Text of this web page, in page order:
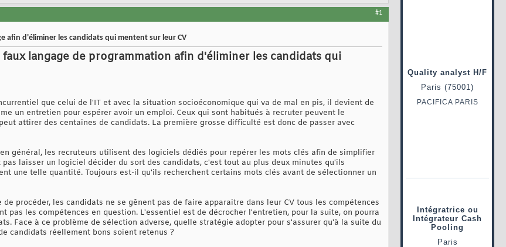
#1
afin d'éliminer les candidats qui mentent sur leur CV
langage de programmation afin d'éliminer les candidats qui
que celui de l'IT et avec la situation socioéconomique qui va de mal en pis, il devient de
un entretien pour espérer avoir un emploi. Ceux qui sont habitués à recruter peuvent le
attirer des centaines de candidats. La première grosse difficulté est donc de passer avec
général, les recruteurs utilisent des logiciels dédiés pour repérer les mots clés afin de simplifier
laisser un logiciel décider du sort des candidats, c'est tout au plus deux minutes qu'ils
une telle quantité. Toujours est-il qu'ils recherchent certains mots clés avant de sélectionner un
procéder, les candidats ne se gênent pas de faire apparaitre dans leur CV tous les compétences
pas les compétences en question. L'essentiel est de décrocher l'entretien, pour la suite, on pourra
Face à ce problème de sélection adverse, quelle stratégie adopter pour s'assurer qu'à la suite du
candidats réellement bons soient retenus ?